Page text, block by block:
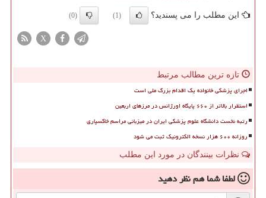
این مطلب را می پسندید؟ (1)
(0)
X
تازه ترین مطالب مرتبط
اجرای پزشکی خانواده یک اقدام بزرگ ملی است
استقرار بالاتر از ۶۶۰ پایگاه اورژانس در مرزهای اربعین
رتبه نخست دانشگاه علوم پزشکی ایران در میزبانی مراسم خاکسپاری
روزانه ۶۰۰ هزار نسخه الکترونیک ثبت می شود
نظرات بینندگان در مورد این مطلب
لطفا شما همنظر دهید